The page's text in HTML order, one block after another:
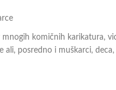
mnogih komičnih karikatura,
ali, posredno i muškarci,